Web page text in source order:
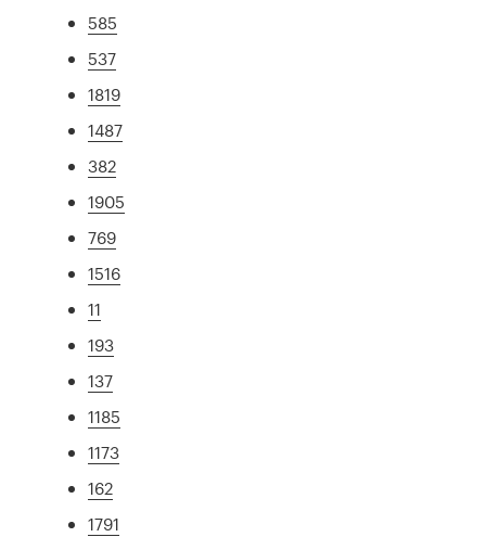
585
537
1819
1487
382
1905
769
1516
11
193
137
1185
1173
162
1791